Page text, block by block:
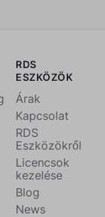
RDS
ESZKÖZÖK
Árak
Kapcsolat
RDS
Eszközökről
Licencsok
kezelése
Blog
News